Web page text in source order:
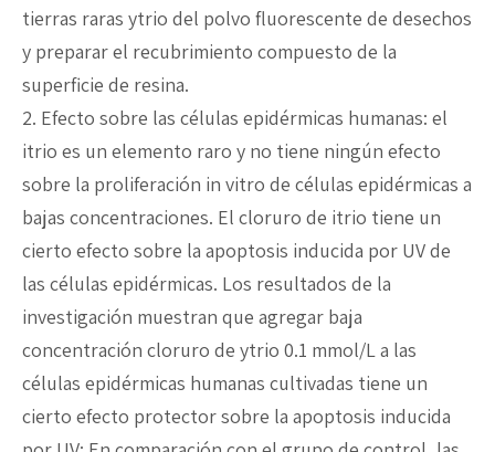
tierras raras ytrio del polvo fluorescente de desechos
y preparar el recubrimiento compuesto de la
superficie de resina.
2. Efecto sobre las células epidérmicas humanas: el
itrio es un elemento raro y no tiene ningún efecto
sobre la proliferación in vitro de células epidérmicas a
bajas concentraciones. El cloruro de itrio tiene un
cierto efecto sobre la apoptosis inducida por UV de
las células epidérmicas. Los resultados de la
investigación muestran que agregar baja
concentración cloruro de ytrio 0.1 mmol/L a las
células epidérmicas humanas cultivadas tiene un
cierto efecto protector sobre la apoptosis inducida